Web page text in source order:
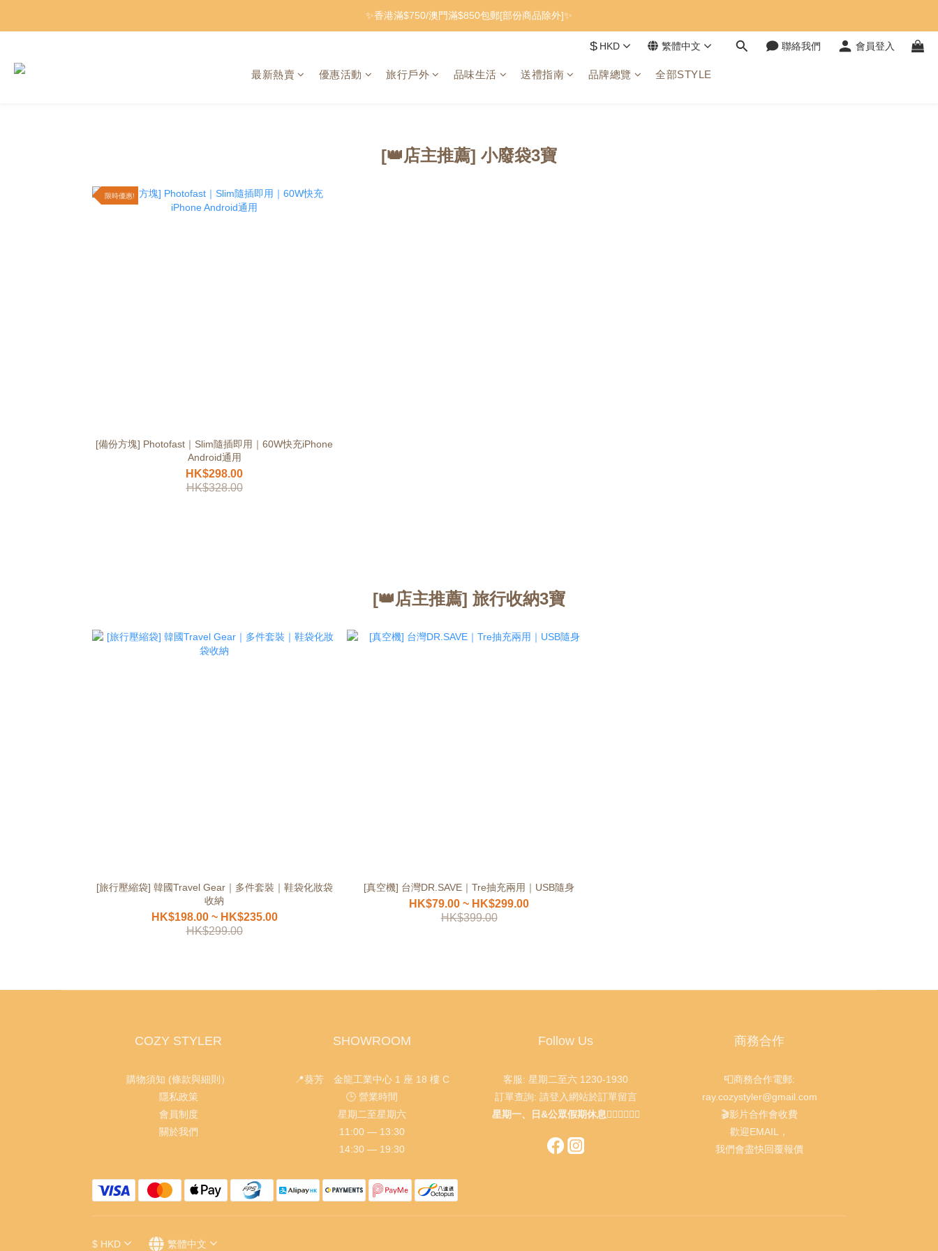
✨香港滿$750/澳門滿$850包郵[部份商品除外]✨
$ HKD 繁體中文 聯絡我們 會員登入
最新熱賣 優惠活動 旅行戶外 品味生活 送禮指南 品牌總覽 全部STYLE
[👑店主推薦] 小廢袋3寶
限時優惠!
[備份方塊] Photofast｜Slim隨插即用｜60W快充iPhone
Android通用
HK$298.00
HK$328.00
[👑店主推薦] 旅行收納3寶
[旅行壓縮袋] 韓國Travel Gear｜多件套裝｜鞋袋化妝袋
收納
HK$198.00 ~ HK$235.00
HK$299.00
[真空機] 台灣DR.SAVE｜Tre抽充兩用｜USB隨身
HK$79.00 ~ HK$299.00
HK$399.00
COZY STYLER
購物須知 (條款與細則）
隱私政策
會員制度
關於我們
SHOWROOM
📍葵芳 金龍工業中心 1 座 18 樓 C
🕒 營業時間
星期二至星期六
11:00 — 13:30
14:30 — 19:30
Follow Us
客服: 星期二至六 1230-1930
訂單查詢: 請登入網站於訂單留言
星期一、日&公眾假期休息🙇🏻‍♂️🙇🏻‍♀️
商務合作
📮商務合作電郵:
ray.cozystyler@gmail.com
🎬影片合作會收費
歡迎EMAIL，
我們會盡快回覆報價
$ HKD 繁體中文